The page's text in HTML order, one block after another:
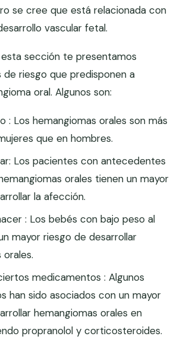
se cree que está relacionada con
vascular fetal.
sección te presentamos
riesgo que predisponen a
oral. Algunos son:
: Los hemangiomas orales son más
que en hombres.
Los pacientes con antecedentes
orales tienen un mayor
la afección.
: Los bebés con bajo peso al
mayor riesgo de desarrollar
orales.
medicamentos : Algunos
han sido asociados con un mayor
hemangiomas orales en
propranolol y corticosteroides.